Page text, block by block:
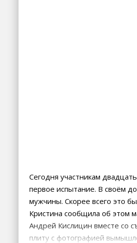
Сегодня участникам
первое испытание. В своём
мужчины. Скорее всего это
Кристина сообщила об этом
Андрей Кислицин вместе со
плиту с фотографией